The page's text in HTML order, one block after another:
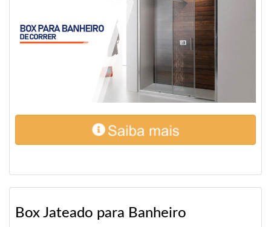
Box Jateado para Banheiro